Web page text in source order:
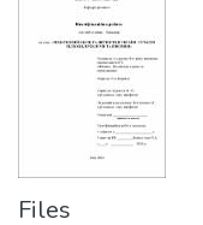
Files